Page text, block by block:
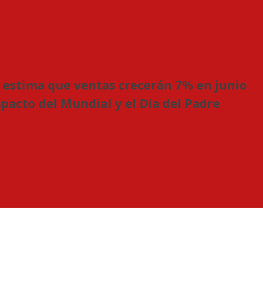
estima que ventas crecerán 7% en junio
del Mundial y el Día del Padre